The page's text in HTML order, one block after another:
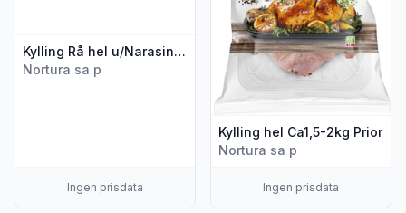
Kylling Rå hel u/Narasin 10stk 900-1249g
Nortura sa p
Ingen prisdata
Kylling hel Ca1,5-2kg Prior
Nortura sa p
Ingen prisdata